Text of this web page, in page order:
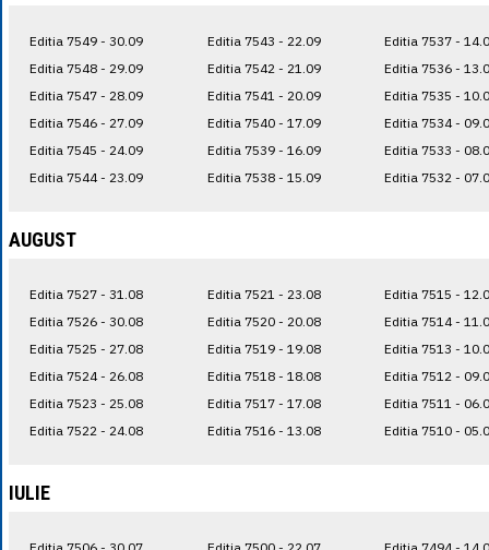
Editia 7549 - 30.09
Editia 7548 - 29.09
Editia 7547 - 28.09
Editia 7546 - 27.09
Editia 7545 - 24.09
Editia 7544 - 23.09
Editia 7543 - 22.09
Editia 7542 - 21.09
Editia 7541 - 20.09
Editia 7540 - 17.09
Editia 7539 - 16.09
Editia 7538 - 15.09
Editia 7537 -
Editia 7536 -
Editia 7535 -
Editia 7534 -
Editia 7533 -
Editia 7532 -
AUGUST
Editia 7527 - 31.08
Editia 7526 - 30.08
Editia 7525 - 27.08
Editia 7524 - 26.08
Editia 7523 - 25.08
Editia 7522 - 24.08
Editia 7521 - 23.08
Editia 7520 - 20.08
Editia 7519 - 19.08
Editia 7518 - 18.08
Editia 7517 - 17.08
Editia 7516 - 13.08
Editia 7515 -
Editia 7514 -
Editia 7513 -
Editia 7512 -
Editia 7511 -
Editia 7510 -
IULIE
Editia 7506 - 30.07 Editia 7500 - 22.07 Editia 7494 -